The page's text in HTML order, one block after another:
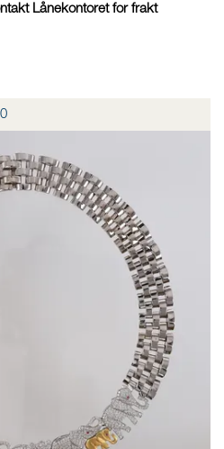
Lånekontoret for frakt